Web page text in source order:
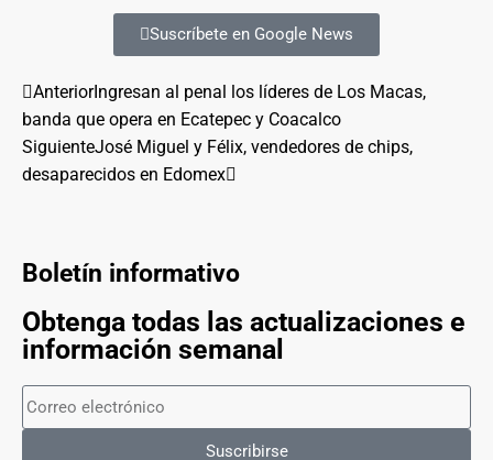
Suscríbete en Google News
AnteriorIngresan al penal los líderes de Los Macas,
banda que opera en Ecatepec y Coacalco
SiguienteJosé Miguel y Félix, vendedores de chips,
desaparecidos en Edomex
Boletín informativo
Obtenga todas las actualizaciones e
información semanal
Suscribirse